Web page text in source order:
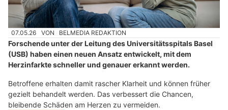
07.05.26 VON BELMEDIA REDAKTION
Forschende unter der Leitung des Universitätsspitals Basel
(USB) haben einen neuen Ansatz entwickelt, mit dem
Herzinfarkte schneller und genauer erkannt werden.
Betroffene erhalten damit rascher Klarheit und können früher
gezielt behandelt werden. Das verbessert die Chancen,
bleibende Schäden am Herzen zu vermeiden.